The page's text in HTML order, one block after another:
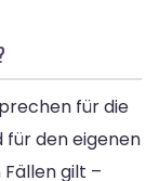
für die
für den eigenen
gilt –